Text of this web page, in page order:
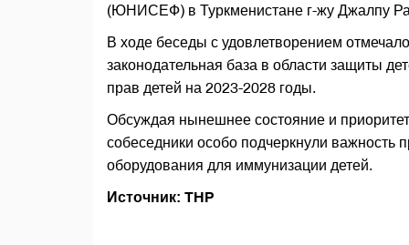
(ЮНИСЕФ) в Туркменистане г-жу Джалпу
В ходе беседы с удовлетворением
законодательная база в области защиты
прав детей на 2023-2028 годы.
Обсуждая нынешнее состояние и
собеседники особо подчеркнули важность
оборудования для иммунизации детей.
Источник: THP